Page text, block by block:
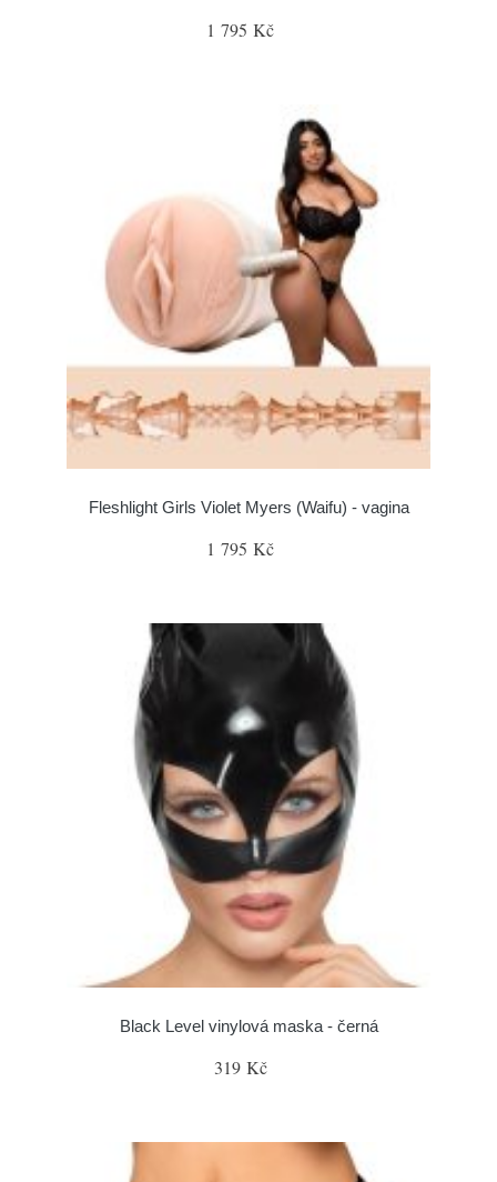
1 795 Kč
Fleshlight Girls Violet Myers (Waifu) - vagina
1 795 Kč
Black Level vinylová maska - černá
319 Kč